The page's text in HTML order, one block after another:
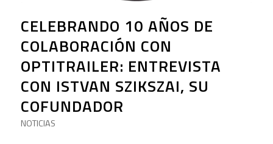
CELEBRANDO 10 AÑOS DE
COLABORACIÓN CON
OPTITRAILER: ENTREVISTA
CON ISTVAN SZIKSZAI, SU
COFUNDADOR
NOTICIAS